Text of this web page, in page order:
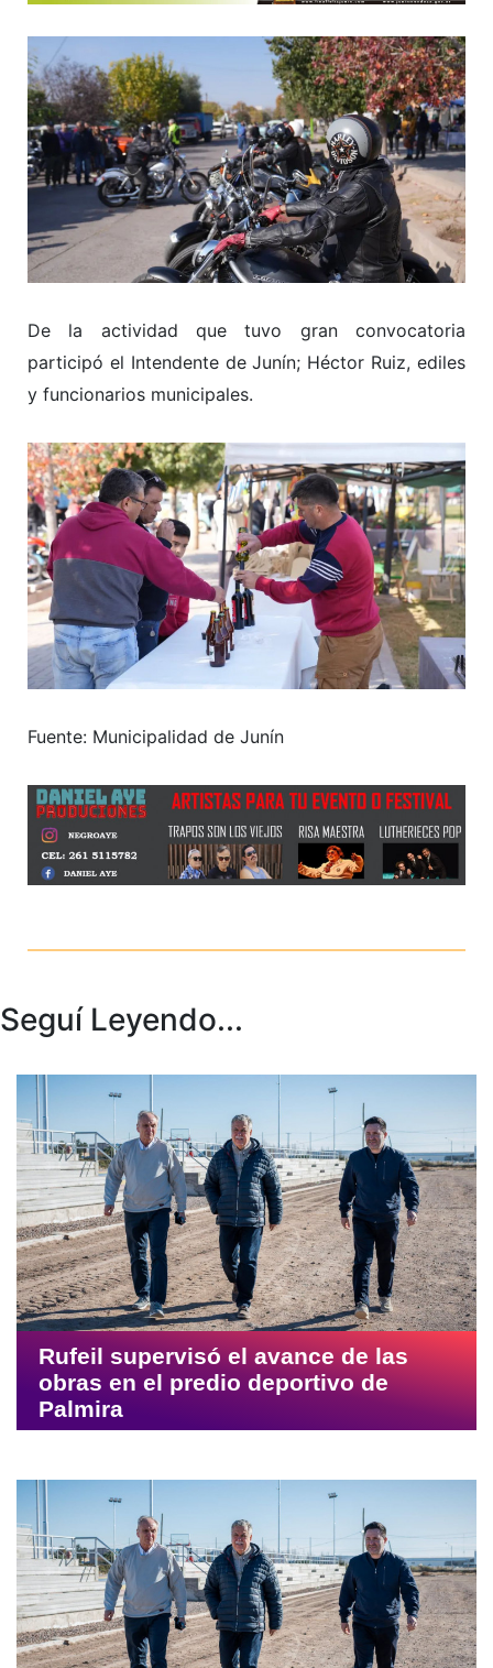
De la actividad que tuvo gran convocatoria
participó el Intendente de Junín; Héctor Ruiz, ediles
y funcionarios municipales.
Fuente: Municipalidad de Junín
Seguí Leyendo...
Rufeil supervisó el avance de las
obras en el predio deportivo de
Palmira